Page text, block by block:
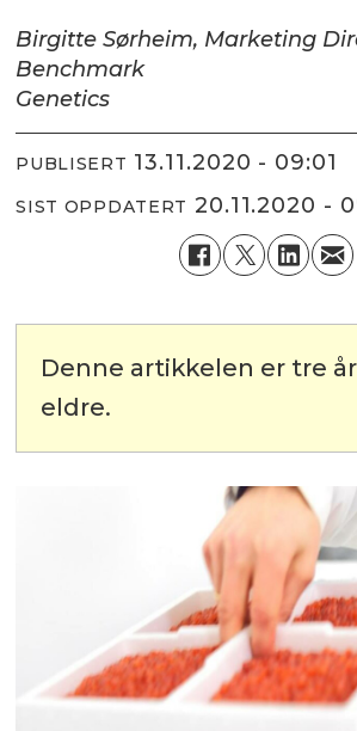
Birgitte Sørheim, Marketing
Benchmark
Genetics
PUBLISERT 13.11.2020 - 09:01
SIST OPPDATERT 20.11.2020 -
Denne artikkelen er tre
eldre.